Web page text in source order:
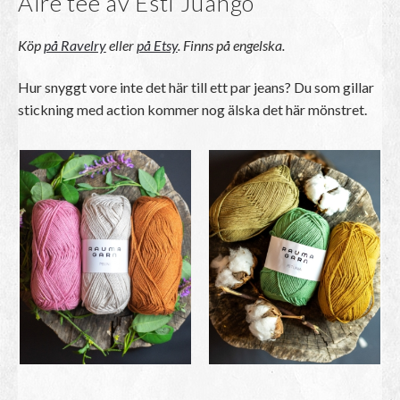
Köppå Ravelryellerpå Etsy. Finns på engelska.
Hur snyggt vore inte det här till ett par jeans? Du som gillar
stickning med action kommer nog älska det här mönstret.